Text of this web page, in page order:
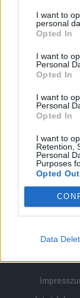
I want to
personal
Opted In
I want to
Personal
Opted In
I want to
Personal
Opted In
I want to
Retention,
Personal
Purposes
Opted Out
Data
tartozik,
Az előfizetés
MÁR